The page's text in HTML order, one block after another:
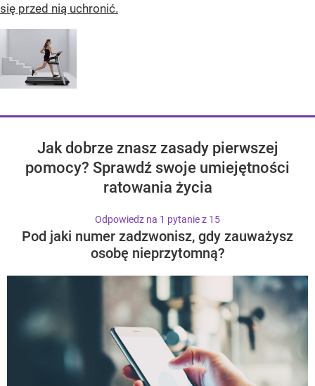
się przed nią uchronić.
Jak dobrze znasz zasady pierwszej
pomocy? Sprawdź swoje umiejętności
ratowania życia
Odpowiedz na 1 pytanie z 15
Pod jaki numer zadzwonisz, gdy zauważysz
osobę nieprzytomną?